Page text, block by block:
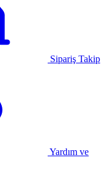
Sipariş Takip
Yardım ve